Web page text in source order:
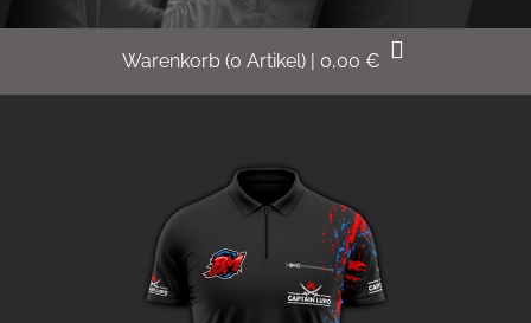
Warenkorb (0 Artikel) | 0,00 €